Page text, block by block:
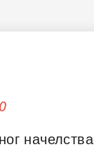
начелства